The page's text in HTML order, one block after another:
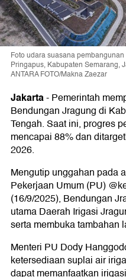
Foto udara suasana
Pringapus, Kabupaten Semarang,
ANTARA FOTO/Makna Zaezar
Jakarta-Pemerintah
Bendungan Jragung di
Tengah. Saat ini, progres
mencapai 88% dan
2026.
Mengutip unggahan pada
Pekerjaan Umum (PU)
(16/9/2025), Bendungan
utama Daerah Irigasi
serta membuka tambahan
Menteri PU Dody
ketersediaan suplai air
dapat memanfaatkan